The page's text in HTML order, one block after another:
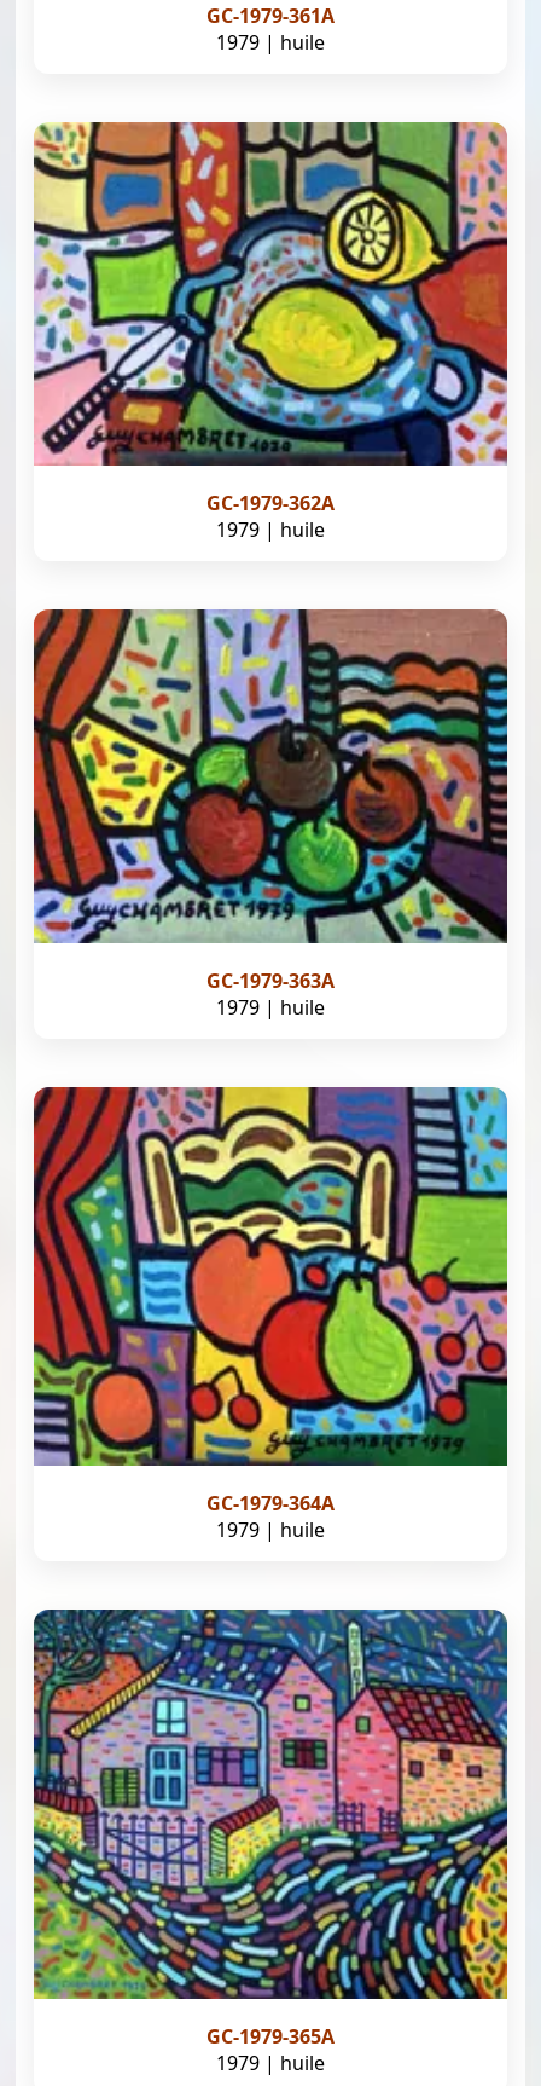
GC-1979-361A
1979 | huile
GC-1979-362A
1979 | huile
GC-1979-363A
1979 | huile
GC-1979-364A
1979 | huile
GC-1979-365A
1979 | huile